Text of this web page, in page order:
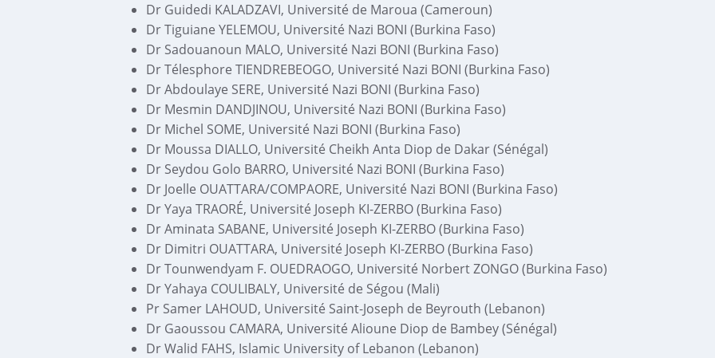
Dr Guidedi KALADZAVI, Université de Maroua (Cameroun)
Dr Tiguiane YELEMOU, Université Nazi BONI (Burkina Faso)
Dr Sadouanoun MALO, Université Nazi BONI (Burkina Faso)
Dr Télesphore TIENDREBEOGO, Université Nazi BONI (Burkina Faso)
Dr Abdoulaye SERE, Université Nazi BONI (Burkina Faso)
Dr Mesmin DANDJINOU, Université Nazi BONI (Burkina Faso)
Dr Michel SOME, Université Nazi BONI (Burkina Faso)
Dr Moussa DIALLO, Université Cheikh Anta Diop de Dakar (Sénégal)
Dr Seydou Golo BARRO, Université Nazi BONI (Burkina Faso)
Dr Joelle OUATTARA/COMPAORE, Université Nazi BONI (Burkina Faso)
Dr Yaya TRAORÉ, Université Joseph KI-ZERBO (Burkina Faso)
Dr Aminata SABANE, Université Joseph KI-ZERBO (Burkina Faso)
Dr Dimitri OUATTARA, Université Joseph KI-ZERBO (Burkina Faso)
Dr Tounwendyam F. OUEDRAOGO, Université Norbert ZONGO (Burkina Faso)
Dr Yahaya COULIBALY, Université de Ségou (Mali)
Pr Samer LAHOUD, Université Saint-Joseph de Beyrouth (Lebanon)
Dr Gaoussou CAMARA, Université Alioune Diop de Bambey (Sénégal)
Dr Walid FAHS, Islamic University of Lebanon (Lebanon)